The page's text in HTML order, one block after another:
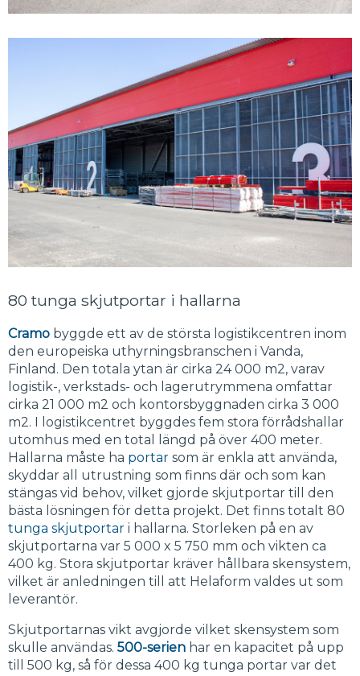
80 tunga skjutportar i hallarna
Cramo byggde ett av de största logistikcentren inom
den europeiska uthyrningsbranschen i Vanda,
Finland. Den totala ytan är cirka 24 000 m2, varav
logistik-, verkstads- och lagerutrymmena omfattar
cirka 21 000 m2 och kontorsbyggnaden cirka 3 000
m2. I logistikcentret byggdes fem stora förrådshallar
utomhus med en total längd på över 400 meter.
Hallarna måste ha portar som är enkla att använda,
skyddar all utrustning som finns där och som kan
stängas vid behov, vilket gjorde skjutportar till den
bästa lösningen för detta projekt. Det finns totalt 80
tunga skjutportar i hallarna. Storleken på en av
skjutportarna var 5 000 x 5 750 mm och vikten ca
400 kg. Stora skjutportar kräver hållbara skensystem,
vilket är anledningen till att Helaform valdes ut som
leverantör.
Skjutportarnas vikt avgjorde vilket skensystem som
skulle användas. 500-serien har en kapacitet på upp
till 500 kg, så för dessa 400 kg tunga portar var det